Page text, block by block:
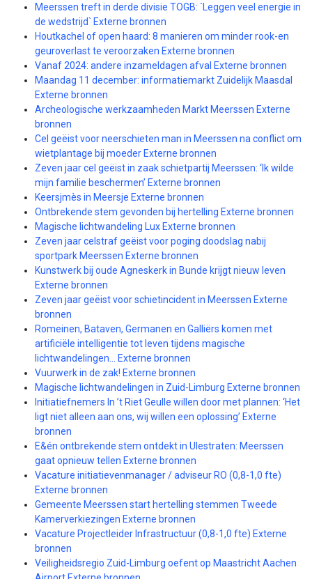
Meerssen treft in derde divisie TOGB: `Leggen veel energie in
de wedstrijd` Externe bronnen
Houtkachel of open haard: 8 manieren om minder rook-en
geuroverlast te veroorzaken Externe bronnen
Vanaf 2024: andere inzameldagen afval Externe bronnen
Maandag 11 december: informatiemarkt Zuidelijk Maasdal
Externe bronnen
Archeologische werkzaamheden Markt Meerssen Externe
bronnen
Cel geëist voor neerschieten man in Meerssen na conflict om
wietplantage bij moeder Externe bronnen
Zeven jaar cel geëist in zaak schietpartij Meerssen: ‘Ik wilde
mijn familie beschermen’ Externe bronnen
Keersjmès in Meersje Externe bronnen
Ontbrekende stem gevonden bij hertelling Externe bronnen
Magische lichtwandeling Lux Externe bronnen
Zeven jaar celstraf geëist voor poging doodslag nabij
sportpark Meerssen Externe bronnen
Kunstwerk bij oude Agneskerk in Bunde krijgt nieuw leven
Externe bronnen
Zeven jaar geëist voor schietincident in Meerssen Externe
bronnen
Romeinen, Bataven, Germanen en Galliërs komen met
artificiële intelligentie tot leven tijdens magische
lichtwandelingen… Externe bronnen
Vuurwerk in de zak! Externe bronnen
Magische lichtwandelingen in Zuid-Limburg Externe bronnen
Initiatiefnemers In ’t Riet Geulle willen door met plannen: ‘Het
ligt niet alleen aan ons, wij willen een oplossing’ Externe
bronnen
E&én ontbrekende stem ontdekt in Ulestraten: Meerssen
gaat opnieuw tellen Externe bronnen
Vacature initiatievenmanager / adviseur RO (0,8-1,0 fte)
Externe bronnen
Gemeente Meerssen start hertelling stemmen Tweede
Kamerverkiezingen Externe bronnen
Vacature Projectleider Infrastructuur (0,8-1,0 fte) Externe
bronnen
Veiligheidsregio Zuid-Limburg oefent op Maastricht Aachen